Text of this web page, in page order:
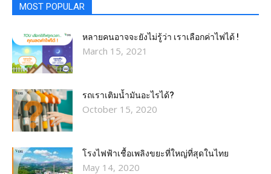
MOST POPULAR
หลายคนอาจจะยังไม่รู้ว่า เราเลือกค่าไฟได้ !
March 15, 2021
รถเราเติมน้ำมันอะไรได้?​
October 15, 2020
โรงไฟฟ้าเชื้อเพลิงขยะที่ใหญ่ที่สุดในไทย
May 14, 2020